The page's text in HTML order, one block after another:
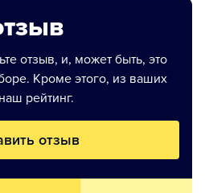
отзыв, и, может быть, это
Кроме этого, из ваших
рейтинг.
отзыв